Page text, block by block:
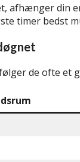
afhænger din
timer bedst
de ofte et